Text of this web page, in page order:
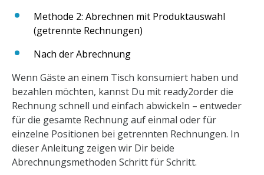
Methode 2: Abrechnen mit Produktauswahl
(getrennte Rechnungen)
Nach der Abrechnung
Wenn Gäste an einem Tisch konsumiert haben und
bezahlen möchten, kannst Du mit ready2order die
Rechnung schnell und einfach abwickeln – entweder
für die gesamte Rechnung auf einmal oder für
einzelne Positionen bei getrennten Rechnungen. In
dieser Anleitung zeigen wir Dir beide
Abrechnungsmethoden Schritt für Schritt.